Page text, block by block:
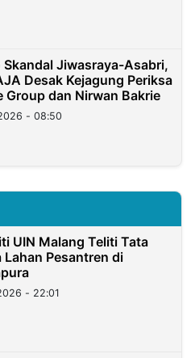
Skandal Jiwasraya-Asabri,
Desak Kejagung Periksa
Group dan Nirwan Bakrie
- 08:50
UIN Malang Teliti Tata
Lahan Pesantren di
- 22:01